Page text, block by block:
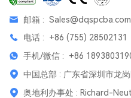
邮箱 : Sales@dqspcba.com
电话 : +86 (755) 28502131
手机/微信 : +86
中国总部 : 广东省深圳市龙
奥地利办事处 : Richard-